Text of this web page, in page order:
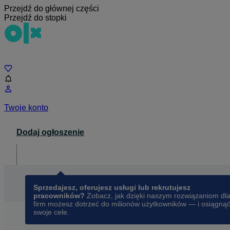
Przejdź do głównej części
Przejdź do stopki
Twoje konto
Dodaj ogłoszenie
Sprzedajesz, oferujesz usługi lub rekrutujesz
pracowników? Zobacz, jak dzięki naszym rozwiązaniom dla
firm możesz dotrzeć do milionów użytkowników — i osiągnąć
swoje cele.